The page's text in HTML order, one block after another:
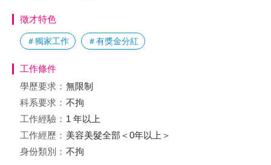
徵才特色
＃獨家工作 ＃有獎金分紅
工作條件
學歷要求： 無限制
科系要求： 不拘
工作經驗： 1 年以上
工作經歷： 美容美髮全部＜0年以上＞
身份類別： 不拘